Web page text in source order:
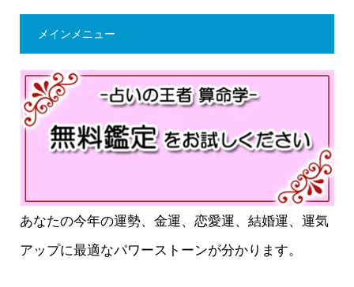
メインメニュー
あなたの今年の運勢、金運、恋愛運、結婚運、運気
アップに最適なパワーストーンが分かります。